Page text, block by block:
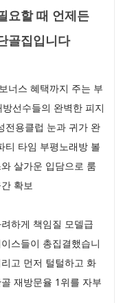
요할 때 언제든
골집입니다
너스 혜택까지 주는 부
선수들의 완벽한 피지
전용클럽 눈과 귀가 완
티 타임 부평노래방 볼
살가운 입담으로 룸
확보
하게 책임질 모델급
스들이 총집결했습니
고 먼저 털털하고 화
재방문율 1위를 자부